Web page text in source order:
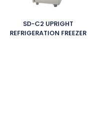
SD-C2 UPRIGHT
REFRIGERATION FREEZER